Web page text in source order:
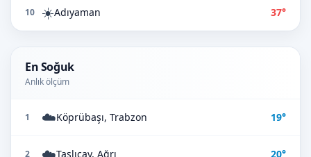
10 ☀️Adıyaman 37°
En Soğuk
Anlık ölçüm
1 ☁️Köprübaşı, Trabzon 19°
2 Taşlıçay, Ağrı 20°